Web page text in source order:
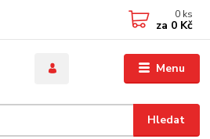
Menu
Hledat
0 ks
za 0 Kč